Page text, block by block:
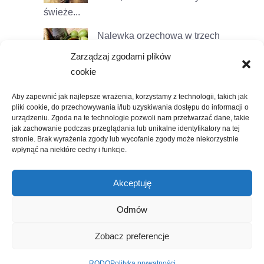
Zarządzaj zgodami plików
cookie
Aby zapewnić jak najlepsze wrażenia, korzystamy z technologii, takich jak
pliki cookie, do przechowywania i/lub uzyskiwania dostępu do informacji o
urządzeniu. Zgoda na te technologie pozwoli nam przetwarzać dane, takie
jak zachowanie podczas przeglądania lub unikalne identyfikatory na tej
stronie. Brak wyrażenia zgody lub wycofanie zgody może niekorzystnie
wpłynąć na niektóre cechy i funkcje.
Akceptuję
Odmów
Zobacz preferencje
świeże...
Nalewka orzechowa w trzech
wariantach
Z orzechami
© Copyright NieboZaMiastem 2023